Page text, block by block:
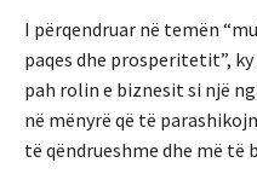
I përqendruar në temën
paqes dhe prosperitetit”,
pah rolin e biznesit si një
në mënyrë që të
të qëndrueshme dhe më të